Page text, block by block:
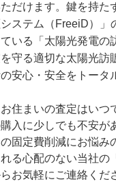
だけます。鍵を持た
ステム（FreeiD）」
いる「太陽光発電の
守る適切な太陽光訪
安心・安全をトータ
住まいの査定はいつ
入に少しでも不安が
固定費削減にお悩み
る心配のない当社の
お気軽にご連絡くだ